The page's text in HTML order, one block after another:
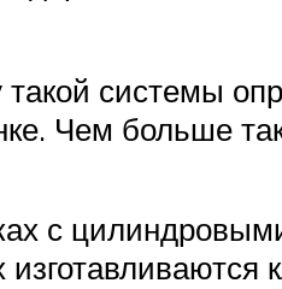
системы
Чем больше
с